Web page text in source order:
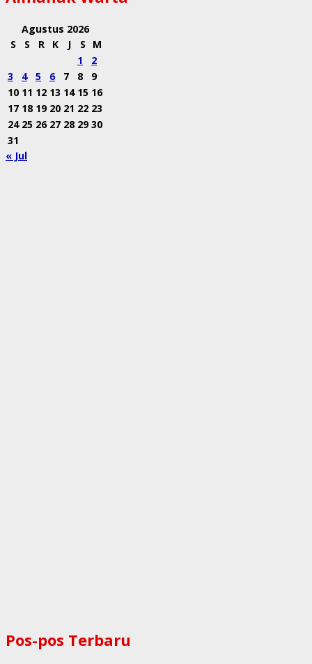
Agustus 2026
S
S R K J S
M
1
2
3
4 5 6 7 8
9
10 11 12 13 14 15 16
17 18 19 20 21 22 23
24 25 26 27 28 29 30
31
« Jul
Pos-pos Terbaru